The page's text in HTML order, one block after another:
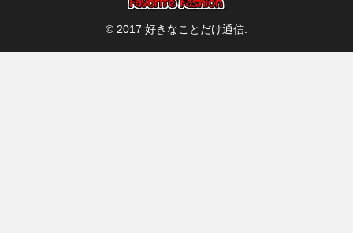
© 2017 好きなことだけ通信.